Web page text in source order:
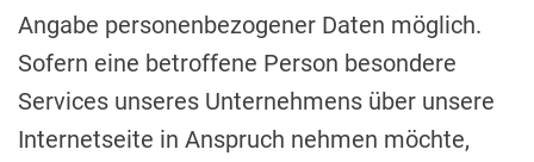
e
Angabe personenbezogener Daten möglich.
Sofern eine betroffene Person besondere
Services unseres Unternehmens über unsere
Internetseite in Anspruch nehmen möchte,